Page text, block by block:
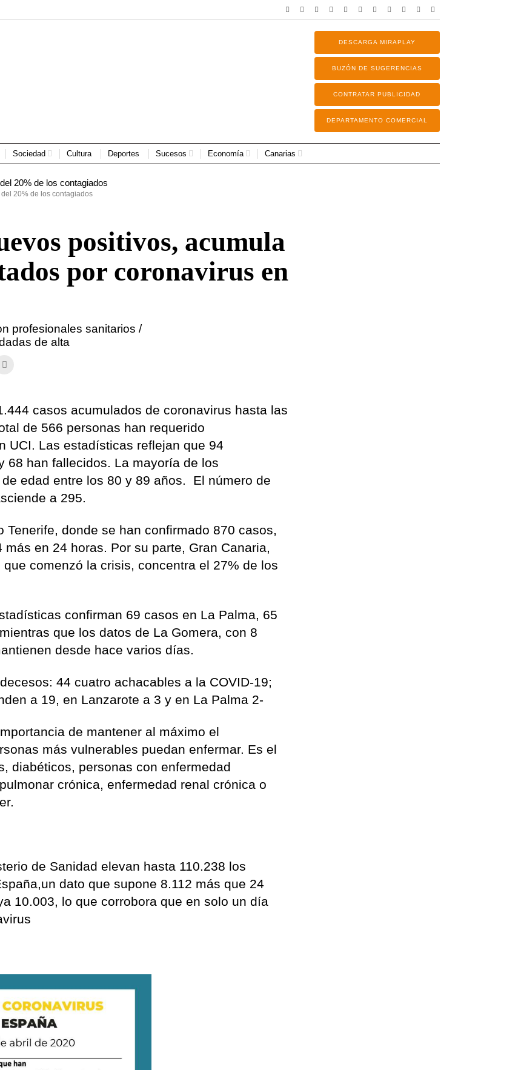
DESCARGA MIRAPLAY
BUZÓN DE SUGERENCIAS
CONTRATAR PUBLICIDAD
DEPARTAMENTO COMERCIAL
Sociedad Cultura Deportes Sucesos Economía Canarias
del 20% de los contagiados
positivos, acumula
por coronavirus en
profesionales sanitarios /
de alta
casos acumulados de coronavirus hasta las
de 566 personas han requerido
UCI. Las estadísticas reflejan que 94
68 han fallecidos. La mayoría de los
edad entre los 80 y 89 años. El número de
a 295.
donde se han confirmado 870 casos,
en 24 horas. Por su parte, Gran Canaria,
comenzó la crisis, concentra el 27% de los
confirman 69 casos en La Palma, 65
que los datos de La Gomera, con 8
desde hace varios días.
44 cuatro achacables a la COVID-19;
a 19, en Lanzarote a 3 y en La Palma 2-
de mantener al máximo el
más vulnerables puedan enfermar. Es el
diabéticos, personas con enfermedad
crónica, enfermedad renal crónica o
de Sanidad elevan hasta 110.238 los
dato que supone 8.112 más que 24
10.003, lo que corrobora que en solo un día